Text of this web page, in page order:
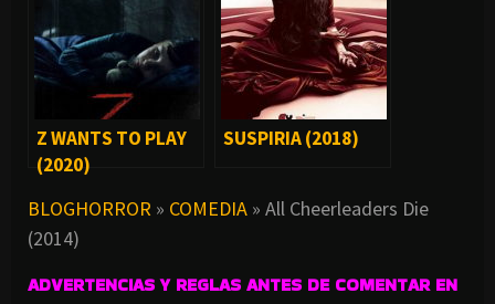
Z WANTS TO PLAY
(2020)
SUSPIRIA (2018)
BLOGHORROR » COMEDIA » All Cheerleaders Die
(2014)
ADVERTENCIAS Y REGLAS ANTES DE COMENTAR EN